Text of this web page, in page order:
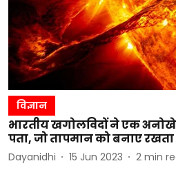
विज्ञान
भारतीय खगोलविदों ने एक
पता, जो तापमान को बनाए रखता
Dayanidhi 15 Jun 2023 2 min